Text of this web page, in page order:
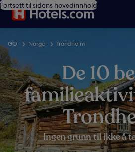
Fortsett til sidens hovedinnhold
GO Norge Trondheim
De 10
Ingen grunn til ikke å